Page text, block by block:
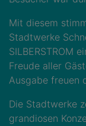
Mit diesem
Stadtwerke
SILBERSTROM
Freude aller
Ausgabe freuen
Die Stadtwerke
grandiosen